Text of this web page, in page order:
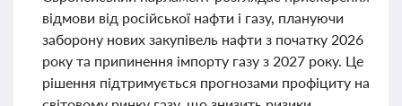
відмови від російської нафти і газу, плануючи
заборону нових закупівель нафти з початку 2026
року та припинення імпорту газу з 2027 року. Це
рішення підтримується прогнозами профіциту на